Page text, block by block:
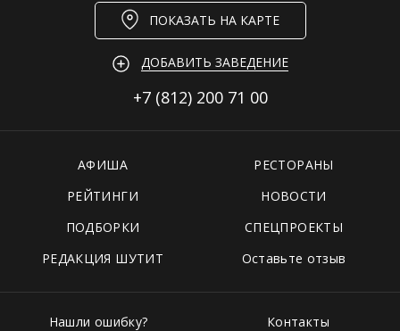
ПОКАЗАТЬ НА КАРТЕ
ДОБАВИТЬ ЗАВЕДЕНИЕ
+7 (812) 200 71 00
АФИША
РЕСТОРАНЫ
РЕЙТИНГИ
НОВОСТИ
ПОДБОРКИ
СПЕЦПРОЕКТЫ
РЕДАКЦИЯ ШУТИТ
Оставьте отзыв
Нашли ошибку?
Контакты